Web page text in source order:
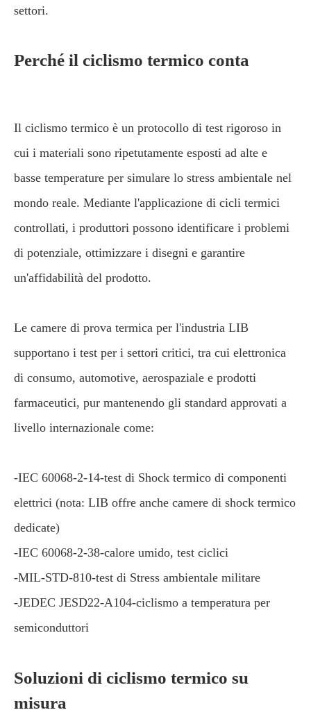
settori.
Perché il ciclismo termico conta
Il ciclismo termico è un protocollo di test rigoroso in
cui i materiali sono ripetutamente esposti ad alte e
basse temperature per simulare lo stress ambientale nel
mondo reale. Mediante l'applicazione di cicli termici
controllati, i produttori possono identificare i problemi
di potenziale, ottimizzare i disegni e garantire
un'affidabilità del prodotto.
Le camere di prova termica per l'industria LIB
supportano i test per i settori critici, tra cui elettronica
di consumo, automotive, aerospaziale e prodotti
farmaceutici, pur mantenendo gli standard approvati a
livello internazionale come:
-IEC 60068-2-14-test di Shock termico di componenti
elettrici (nota: LIB offre anche camere di shock termico
dedicate)
-IEC 60068-2-38-calore umido, test ciclici
-MIL-STD-810-test di Stress ambientale militare
-JEDEC JESD22-A104-ciclismo a temperatura per
semiconduttori
Soluzioni di ciclismo termico su
misura